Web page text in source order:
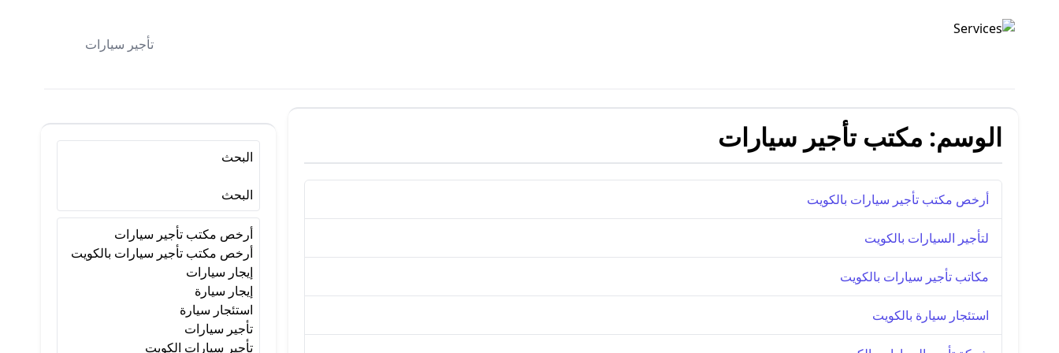
تأجير السيارات
تأجير سيارات
الوسم: مكتب تأجير سيارات
أرخص مكتب تأجير سيارات بالكويت
لتأجير السيارات بالكويت
مكاتب تأجير سيارات بالكويت
استئجار سيارة بالكويت
البحث
البحث
أرخص مكتب تأجير سيارات
أرخص مكتب تأجير سيارات بالكويت
إيجار سيارات
إيجار سيارة
استئجار سيارة
تأجير سيارات
تأجير سيارات الكويت